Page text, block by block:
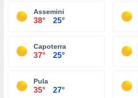
Assemini
38° 25°
Capoterra
37° 25°
Pula
35° 27°